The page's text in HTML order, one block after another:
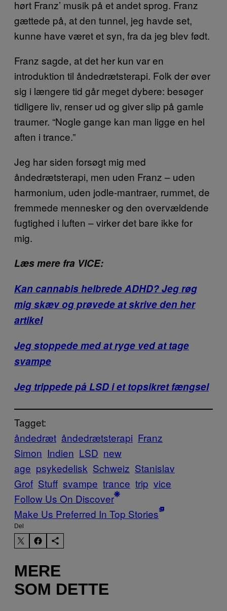
hørt Franz’ musik på et andet sprog. Franz
gættede på, at den tunnel, jeg havde set,
kunne have været et syn, fra da jeg blev født.
Franz sagde, at det her kun var en
introduktion til åndedrætsterapi. Folk der øver
sig i længere tid går meget dybere: besøger
tidligere liv, renser ud og giver slip på gamle
traumer. “Nogle gange kan man ligge en hel
aften i trance.”
Jeg har siden forsøgt mig med
åndedrætsterapi, men uden Franz – uden
harmonium, uden jodle-mantraer, rummet, de
fremmede mennesker og den overvældende
fugtighed i luften – virker det bare ikke for
mig.
Læs mere fra VICE:
Kan cannabis helbrede ADHD? Jeg røg
mig skæv og prøvede at skrive den her
artikel
Jeg stoppede med at ryge ved at tage
svampe
Jeg trippede på LSD i et topsikret fængsel
Tagget:
åndedræt åndedrætsterapi Franz
Simon Indien LSD new
age psykedelisk Schweiz Stanislav
Grof Stuff svampe trance trip vice
Follow Us On Discover
Make Us Preferred In Top Stories
Del
MERE
SOM DETTE